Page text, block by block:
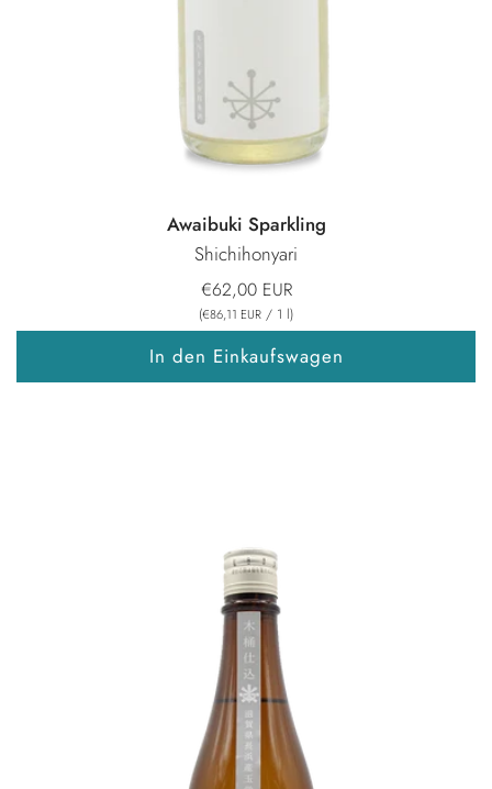
Awaibuki Sparkling
Shichihonyari
€62,00 EUR
(€86,11 EUR / 1 l)
In den Einkaufswagen